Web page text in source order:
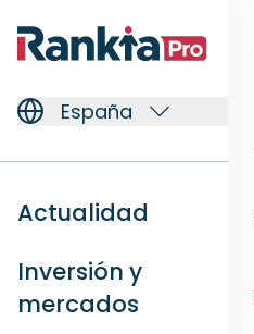
España
Actualidad
Inversión y
mercados